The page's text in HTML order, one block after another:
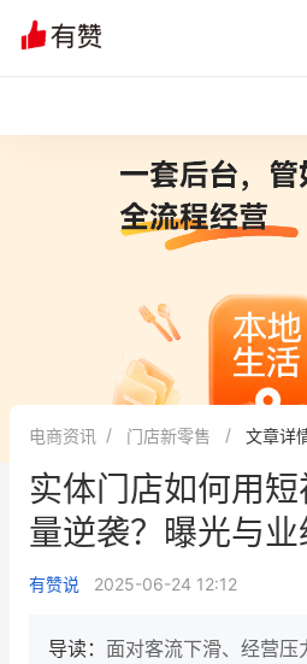
增长
有赞
新零
面对面聊增长
新零售大会 新零
文章 问诊
电商资讯 门店新零售 文章详
实体门店如何用
量逆袭？曝光与
有赞说 2025-06-24 12:12
导读： 面对客流下滑、经营压